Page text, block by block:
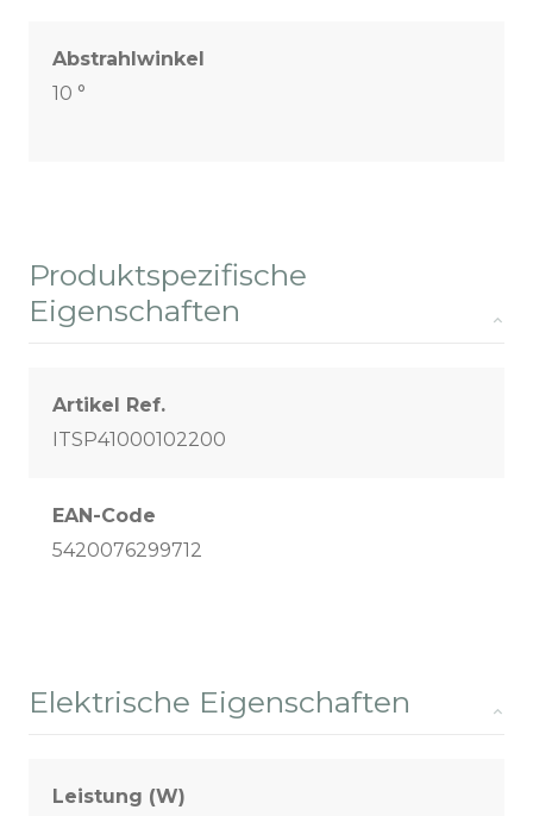
Abstrahlwinkel
10 °
Produktspezifische
Eigenschaften
Artikel Ref.
ITSP41000102200
EAN-Code
5420076299712
Elektrische Eigenschaften
Leistung (W)